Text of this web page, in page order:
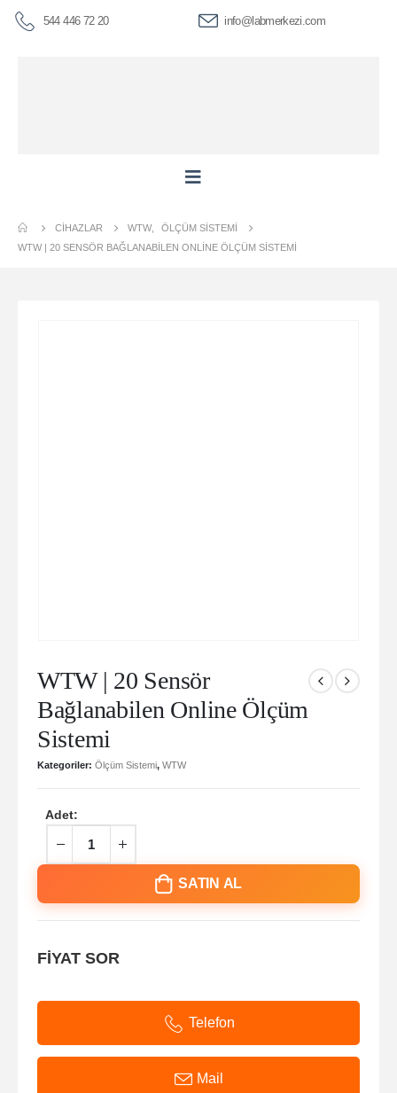
544 446 72 20 info@labmerkezi.com
CIHAZLAR WTW
ÖLÇÜM SISTEMI
WTW | 20 SENSÖR BAĞLANABILEN ONLINE ÖLÇÜM SISTEMI
WTW | 20 Sensör
Bağlanabilen Online Ölçüm
Sistemi
Kategoriler: Ölçüm Sistemi, WTW
Adet:
SATIN AL
FİYAT SOR
Telefon
Mail